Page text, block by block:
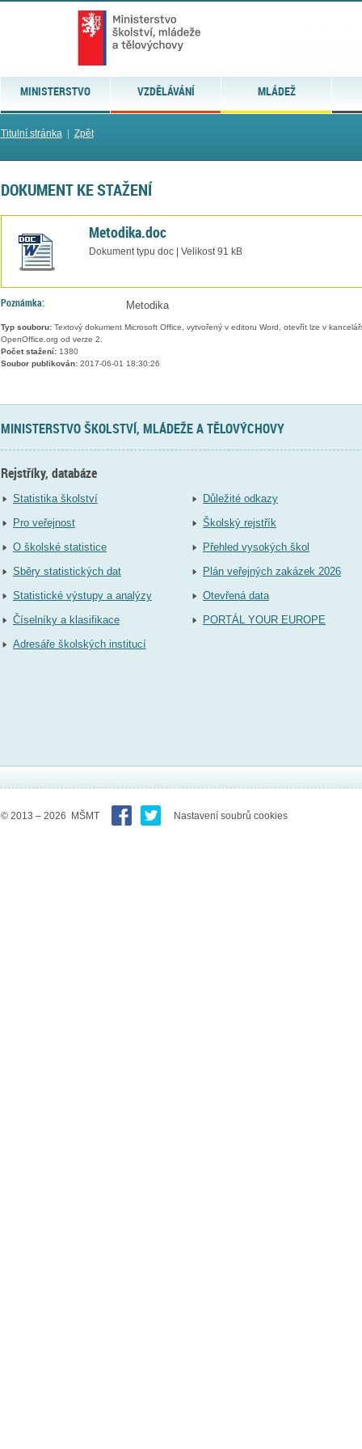
MINISTERSTVO VZDĚLÁVÁNÍ MLÁDEŽ
Titulní stránka| Zpět
DOKUMENT KE STAŽENÍ
Metodika.doc
Dokument typu doc | Velikost 91 kB
Poznámka: Metodika
Typ souboru:Textový dokument Microsoft Office, vytvořený v editoru Word, otevřít lze v
OpenOffice.org od verze 2.
Počet stažení:1380
Soubor publikován:2017-06-01 18:30:26
MINISTERSTVO ŠKOLSTVÍ, MLÁDEŽE A TĚLOVÝCHOVY
Rejstříky, databáze
Statistika školství
Pro veřejnost
O školské statistice
Sběry statistických dat
Statistické výstupy a analýzy
Číselníky a klasifikace
Adresáře školských institucí
Důležité odkazy
Školský rejstřík
Přehled vysokých škol
Plán veřejných zakázek 2026
Otevřená data
PORTÁL YOUR EUROPE
© 2013 – 2026 MŠMT Nastavení soubrů cookies